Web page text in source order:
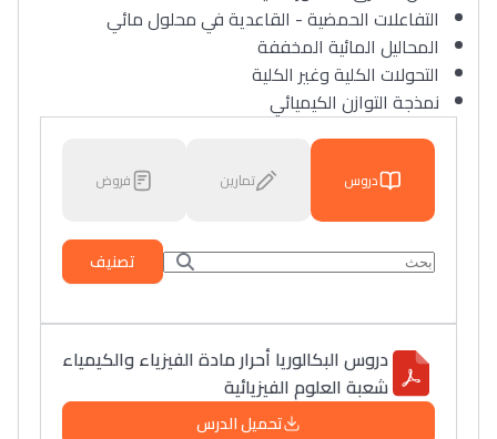
التفاعلات الحمضية - القاعدية في محلول مائي
المحاليل المائية المخففة
التحولات الكلية وغير الكلية
نمذجة التوازن الكيميائي
دروس تمارين فروض
تصنيف
دروس البكالوريا أحرار مادة الفيزياء والكيمياء
شعبة العلوم الفيزيائية
تحميل الدرس